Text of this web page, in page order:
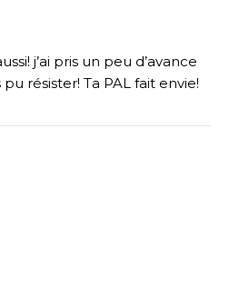
j’ai pris un peu d’avance
résister! Ta PAL fait envie!